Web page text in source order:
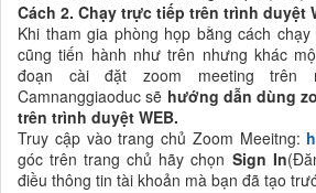
Cách 2. Chạy trực tiếp trên trình duyệt
Khi tham gia phòng họp bằng cách
cũng tiến hành như trên nhưng khác
đoạn cài đặt zoom meeting trên
Camnanggiaoduc sẽ hướng dẫn dùng
trên trình duyệt WEB.
Truy cập vào trang chủ Zoom Meeitng:
góc trên trang chủ hãy chọn Sign In
điều thông tin tài khoản mà bạn đã tạo